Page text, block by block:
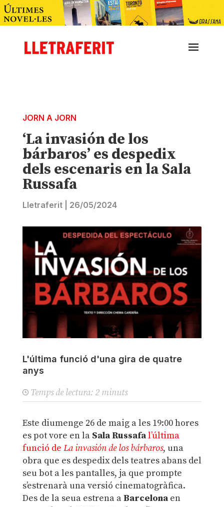
JORN A JORN
‘La invasión de los
bárbaros’ es despedix
dels escenaris en la Sala
Russafa
Lletraferit| 26/05/2024
L'última funció d'una gira de quatre
anys
Temps de lectura: 2 minuts
Este diumenge 26 de maig a les 19:00 hores
es pot vore en la Sala Russafal’última
funció de La invasión de los bárbaros, una
obra que es despedix dels teatres abans del
seu bot a les pantalles, ja que prompte
s’estrenarà una versió cinematogràfica.
Des de la seua estrena aBarcelonaen